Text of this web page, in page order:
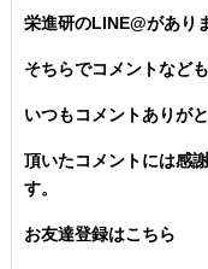
栄進研のLINE@があり
そちらでコメントなど
いつもコメントありが
頂いたコメントには感
す。
お友達登録はこちら